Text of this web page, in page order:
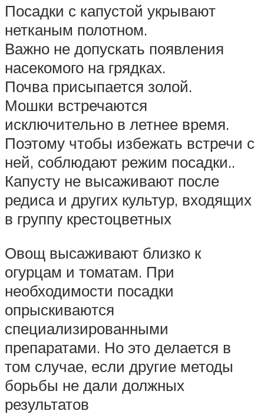
Посадки с капустой укрывают
нетканым полотном.
Важно не допускать появления
насекомого на грядках.
Почва присыпается золой.
Мошки встречаются
исключительно в летнее время.
Поэтому чтобы избежать встречи с
ней, соблюдают режим посадки..
Капусту не высаживают после
редиса и других культур, входящих
в группу крестоцветных
Овощ высаживают близко к
огурцам и томатам. При
необходимости посадки
опрыскиваются
специализированными
препаратами. Но это делается в
том случае, если другие методы
борьбы не дали должных
результатов